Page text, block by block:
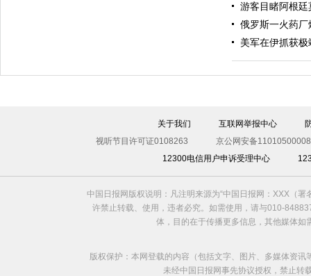
游客目睹阿根
俄罗斯一火药
美军在伊抓获极
关于我们 互联网举报中心
视听节目许可证0108263
京公网安备
12300电信用户申诉受理中心
中国日报网版权说明：凡注明来源为“中国日报网：XXX（
许禁止转载、使用，违者必究。如需使用，请与010-
体，目的在于传播更多信息，其他媒体
版权保护：本网登载的内容（包括文字、图片、多媒体资
未经中国日报网事先协议授权，禁止转